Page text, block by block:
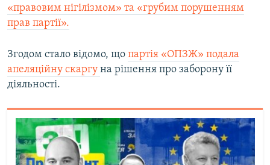
«правовим нігілізмом» та «грубим порушенням
прав партії».
Згодом стало відомо, що партія «ОПЗЖ» подала
апеляційну скаргу на рішення про заборону її
діяльності.